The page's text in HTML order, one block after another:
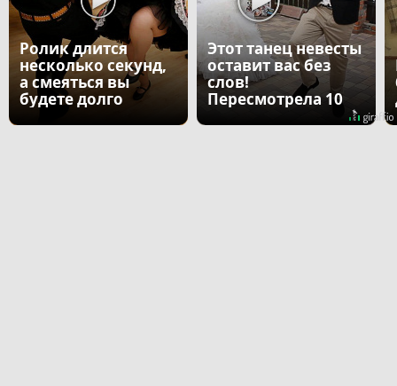
Ролик длится
несколько секунд,
а смеяться вы
будете долго
Этот танец невесты
оставит вас без
слов!
Пересмотрела 10